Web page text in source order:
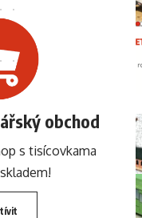
obchod
s tisícovkama